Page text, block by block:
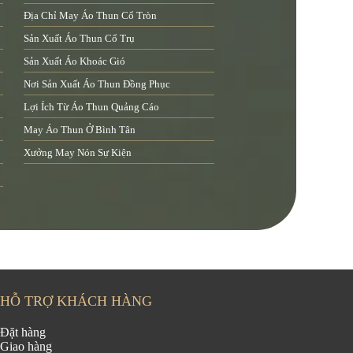
Địa Chỉ May Áo Thun Cổ Tròn
Sản Xuất Áo Thun Cổ Trụ
Sản Xuất Áo Khoác Gió
Nơi Sản Xuất Áo Thun Đồng Phục
Lợi Ích Từ Áo Thun Quảng Cáo
May Áo Thun Ở Bình Tân
Xưởng May Nón Sự Kiện
HỖ TRỢ KHÁCH HÀNG
Đặt hàng
Giao hàng